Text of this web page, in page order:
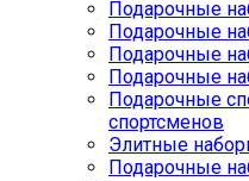
Подарочные
Подарочные
Подарочные
Подарочные
Подарочные
спортсменов
Элитные
Подарочные